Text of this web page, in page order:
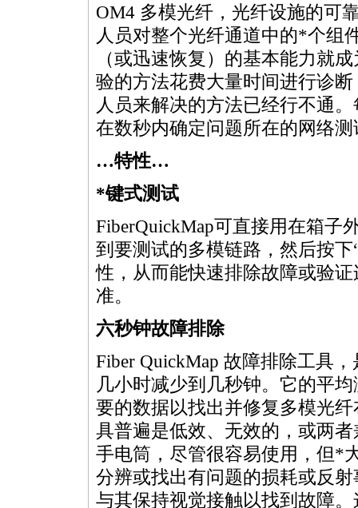
OM4 多模光纤，光纤设施的可
人员对整个光纤通道中的*个组
（或迅速恢复）的基本能力就
验的方法花费大量时间进行诊断
人员来解决的方法已经行不通
在数秒内确定问题所在的网络
…特性…
*键式测试
FiberQuickMap可直接用在箱子
到要测试的多模链路，然后按
性，从而能快速排除故障或验
准。
六秒钟故障排除
Fiber QuickMap 故障排除工具，
几小时减少到几秒钟。它的平
要的数据以找出并修复多模光
具普遍是低效、无效的，或两
手电筒，尽管很容易使用，但*
分辨或找出有问题的损耗或反
与其保持视觉接触以找到故障。